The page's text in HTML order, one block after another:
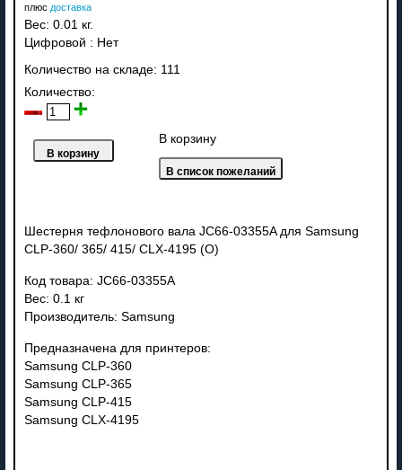
плюс доставка
Вес: 0.01 кг.
Цифровой : Нет
Количество на складе: 111
Количество:
В корзину
Шестерня тефлонового вала JC66-03355A для Samsung
CLP-360/ 365/ 415/ CLX-4195 (О)
Код товара: JC66-03355A
Вес: 0.1 кг
Производитель: Samsung
Предназначена для принтеров:
Samsung CLP-360
Samsung CLP-365
Samsung CLP-415
Samsung CLX-4195